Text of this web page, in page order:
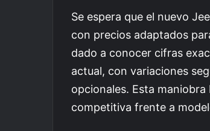
Se espera que el nuevo
con precios adaptados
dado a conocer cifras
actual, con variaciones
opcionales. Esta
competitiva frente a